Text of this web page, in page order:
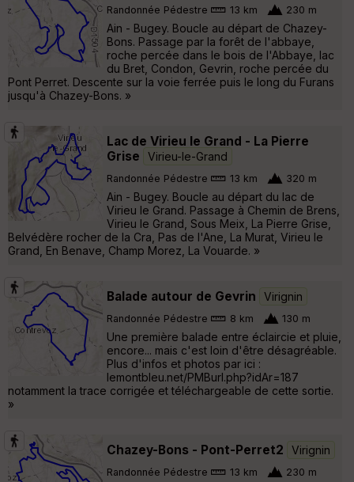
Randonnée Pédestre 13 km 230 m
Ain - Bugey. Boucle au départ de Chazey-
Bons. Passage par la forêt de l'abbaye,
roche percée dans le bois de l'Abbaye, lac
du Bret, Condon, Gevrin, roche percée du
Pont Perret. Descente sur la voie ferrée puis le long du Furans
jusqu'à Chazey-Bons. »
Lac de Virieu le Grand - La Pierre
Grise
Virieu-le-Grand
Randonnée Pédestre 13 km 320 m
Ain - Bugey. Boucle au départ du lac de
Virieu le Grand. Passage à Chemin de Brens,
Virieu le Grand, Sous Meix, La Pierre Grise,
Belvédère rocher de la Cra, Pas de l'Ane, La Murat, Virieu le
Grand, En Benave, Champ Morez, La Vouarde. »
Balade autour de Gevrin Virignin
Randonnée Pédestre 8 km 130 m
Une première balade entre éclaircie et pluie,
encore... mais c'est loin d'être désagréable.
Plus d'infos et photos par ici :
lemontbleu.net/PMBurl.php?idAr=187
notamment la trace corrigée et téléchargeable de cette sortie.
»
Chazey-Bons - Pont-Perret2 Virignin
Randonnée Pédestre 13 km 230 m